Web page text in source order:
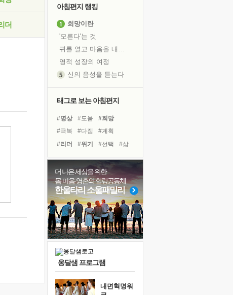
더
아침편지 랭킹
희망이란
'모른다'는 것
귀를 열고 마음을 내어주고
영적 성장의 여정
신의 음성을 듣는다
극과 극의 양 끝단
'말 타는 법'을 먼저
졸업식 사진을 보며
극심한 변비, 어깨결림, 수면 장애
아픈 아버지를 위한 공간 설계
슬럼프
보고 싶은 어머니
유년 시절의 부산 영도 바다
못된 꼰대들
너무 황홀한 꽃들이여!
태그로 보는 아침편지
#명상 #도움
#희망
#극복
#다짐
#계획
#리더
#위기 #선택
#삶
#링컨학교
#독서캠프
#경험
#사람
#비전캠프
#면역력
#독서
#아이들
#친구
#힐링 #바이러스
더 나은 세상을 위한
몸·마음·영혼의 힐링공동체
한울타리 소울패밀리
옹달샘 프로그램
내면혁명워